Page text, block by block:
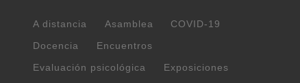
A distancia Asamblea
COVID-19
Docencia
Encuentros
Evaluación psicológica
Exposiciones